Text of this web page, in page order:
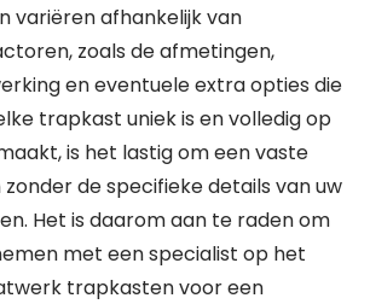
variëren afhankelijk van
zoals de afmetingen,
en eventuele extra opties die
trapkast uniek is en volledig op
is het lastig om een vaste
de specifieke details van uw
Het is daarom aan te raden om
met een specialist op het
trapkasten voor een